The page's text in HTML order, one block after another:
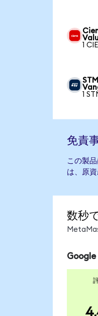
1
1
免責
この製
は、原
数秒
Google